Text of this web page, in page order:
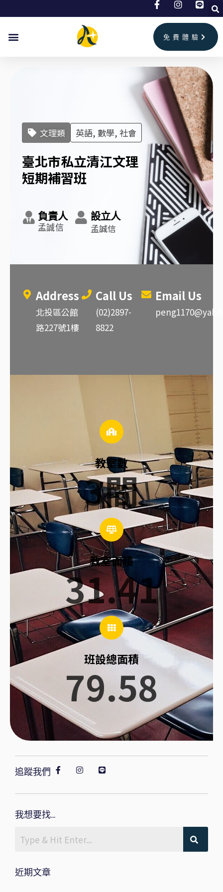
免費體驗
文理類 英語, 數學, 社會
臺北市私立清江文理
短期補習班
負責人
孟誠信
設立人
孟誠信
Address
北投區公館
路227號1樓
Call Us
(02)2897-
8822
Email Us
3間
教室數
教室面積
31.41
班設總面積
79.58
追蹤我們
我想要找...
近期文章